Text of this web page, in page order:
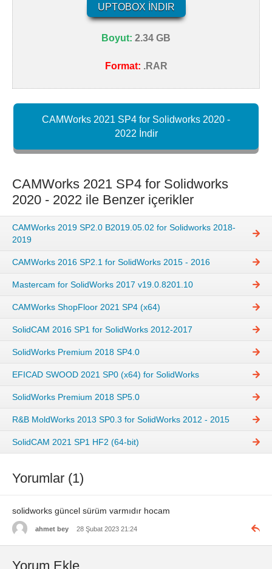
UPTOBOX İNDIR
Boyut: 2.34 GB
Format: .RAR
CAMWorks 2021 SP4 for Solidworks 2020 -
2022 İndir
CAMWorks 2021 SP4 for Solidworks
2020 - 2022 ile Benzer içerikler
CAMWorks 2019 SP2.0 B2019.05.02 for Solidworks 2018-
2019
CAMWorks 2016 SP2.1 for SolidWorks 2015 - 2016
Mastercam for SolidWorks 2017 v19.0.8201.10
CAMWorks ShopFloor 2021 SP4 (x64)
SolidCAM 2016 SP1 for SolidWorks 2012-2017
SolidWorks Premium 2018 SP4.0
EFICAD SWOOD 2021 SP0 (x64) for SolidWorks
SolidWorks Premium 2018 SP5.0
R&B MoldWorks 2013 SP0.3 for SolidWorks 2012 - 2015
SolidCAM 2021 SP1 HF2 (64-bit)
Yorumlar (1)
solidworks güncel sürüm varmıdır hocam
ahmet bey 28 Şubat 2023 21:24
Yorum Ekle